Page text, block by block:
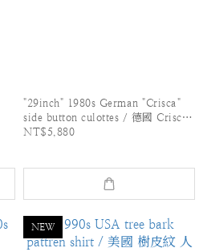
"29inch" 1980s German "Crisca"
side button culottes / 德國 Crisca
中式刺繡 褲裙
NT$5,880
NEW